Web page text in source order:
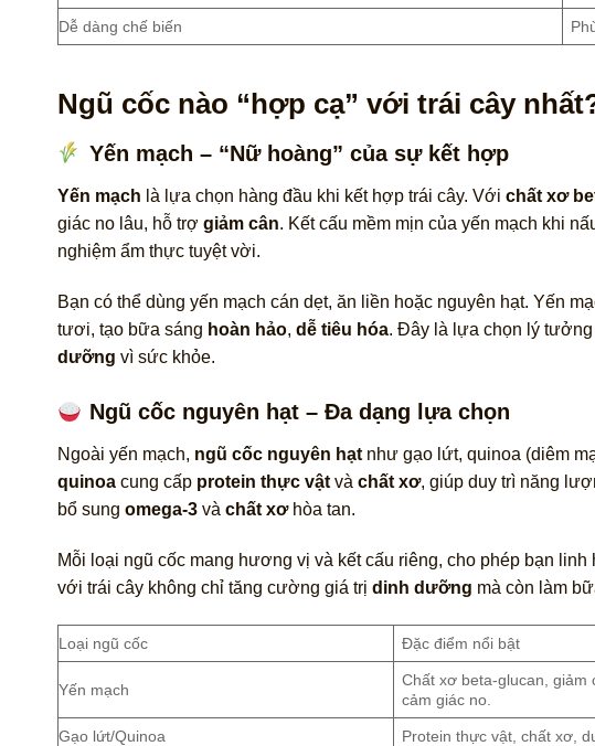
Dễ dàng chế biến
Ngũ cốc nào “hợp cạ” với trái cây
Yến mạch – “Nữ hoàng” của sự kết hợp
Yến mạch là lựa chọn hàng đầu khi kết hợp trái cây. Với chất xơ
giác no lâu, hỗ trợ giảm cân. Kết cấu mềm mịn của yến mạch khi
nghiệm ẩm thực tuyệt vời.
Bạn có thể dùng yến mạch cán dẹt, ăn liền hoặc nguyên hạt. Yến
tươi, tạo bữa sáng hoàn hảo, dễ tiêu hóa. Đây là lựa chọn lý
dưỡng vì sức khỏe.
Ngũ cốc nguyên hạt – Đa dạng lựa chọn
Ngoài yến mạch, ngũ cốc nguyên hạt như gạo lứt, quinoa (diêm
quinoa cung cấp protein thực vật và chất xơ, giúp duy trì năng
bổ sung omega-3 và chất xơhòa tan.
Mỗi loại ngũ cốc mang hương vị và kết cấu riêng, cho phép bạn
với trái cây không chỉ tăng cường giá trị dinh dưỡng mà còn làm
Loại ngũ cốc Đặc điểm nổi bật
Yến mạch
Chất xơ beta-glucan, giảm
cảm giác no.
Gạo lứt/Quinoa Protein thực vật, chất xơ,